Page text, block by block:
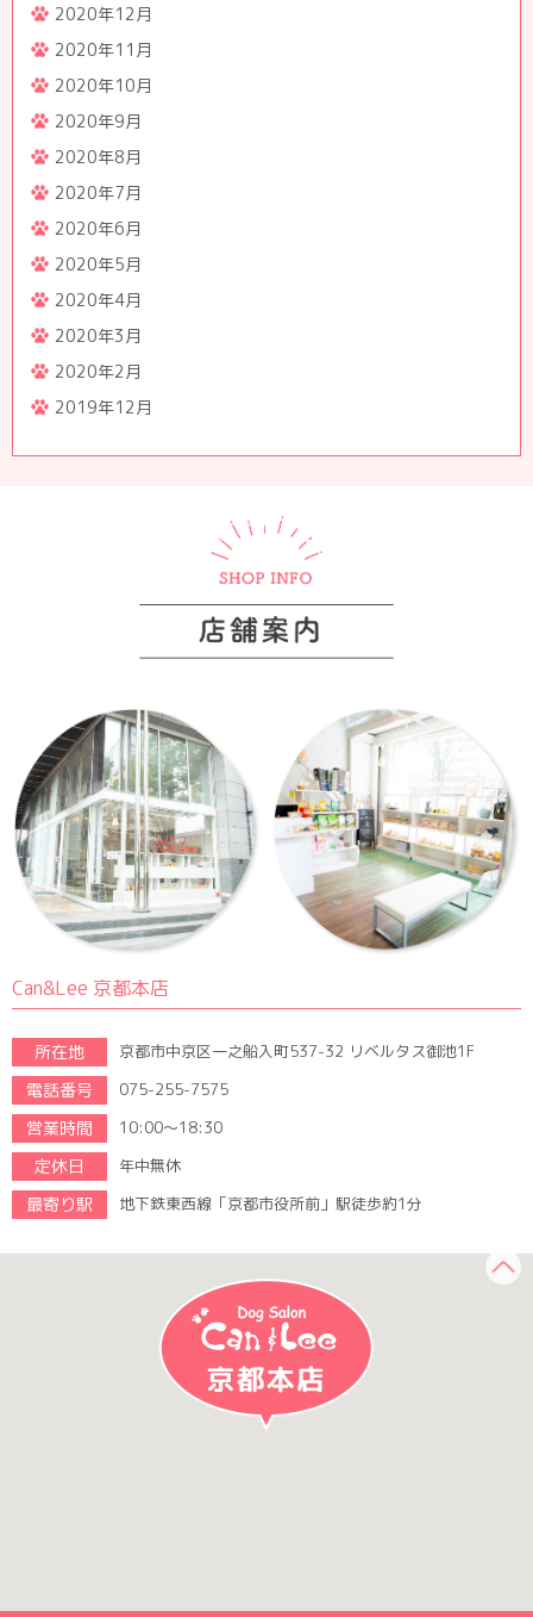
2020年12月
2020年11月
2020年10月
2020年9月
2020年8月
2020年7月
2020年6月
2020年5月
2020年4月
2020年3月
2020年2月
2019年12月
Can&Lee 京都本店
所在地 京都市中京区一之船入町537-32 リベルタス御池1F
電話番号 075-255-7575
営業時間 10:00～18:30
定休日 年中無休
最寄り駅 地下鉄東西線「京都市役所前」駅徒歩約1分